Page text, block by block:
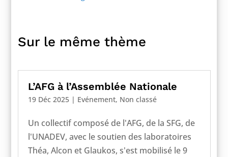
Sur le même thème
L’AFG à l’Assemblée Nationale
19 Déc 2025| Evénement, Non classé
Un collectif composé de l'AFG, de la SFG, de
l'UNADEV, avec le soutien des laboratoires
Théa, Alcon et Glaukos, s'est mobilisé le 9